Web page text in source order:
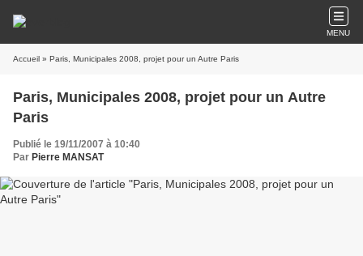
MENU
Accueil » Paris, Municipales 2008, projet pour un Autre Paris
Paris, Municipales 2008, projet pour un Autre
Paris
Publié le 19/11/2007 à 10:40
Par Pierre MANSAT